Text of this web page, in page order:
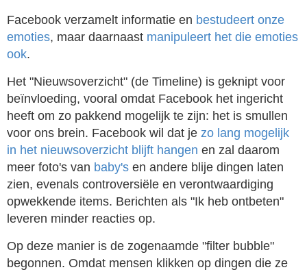
Facebook verzamelt informatie en bestudeert onze
emoties, maar daarnaast manipuleert het die emoties
ook.
Het "Nieuwsoverzicht" (de Timeline) is geknipt voor
beïnvloeding, vooral omdat Facebook het ingericht
heeft om zo pakkend mogelijk te zijn: het is smullen
voor ons brein. Facebook wil dat je zo lang mogelijk
in het nieuwsoverzicht blijft hangen en zal daarom
meer foto's van baby's en andere blije dingen laten
zien, evenals controversiële en verontwaardiging
opwekkende items. Berichten als "Ik heb ontbeten"
leveren minder reacties op.
Op deze manier is de zogenaamde "filter bubble"
begonnen. Omdat mensen klikken op dingen die ze